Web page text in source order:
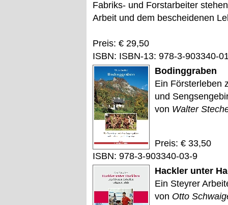
Fabriks- und Forstarbeiter
Arbeit und dem bescheidenen
Preis: € 29,50
ISBN: ISBN-13: 978-3-903340-
Bodinggraben
Ein Försterleben
und
von Walter
Preis: € 33,50
ISBN: 978-3-903340-03-9
Hackler unter
Ein Steyrer
von Otto